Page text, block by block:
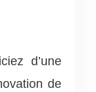
d’une
de